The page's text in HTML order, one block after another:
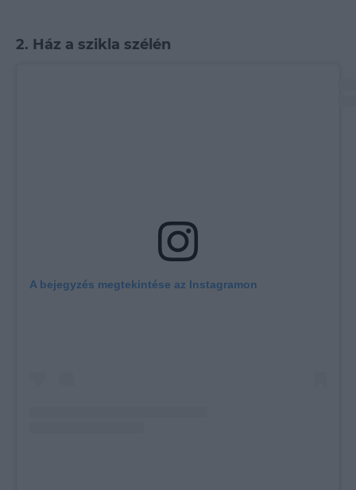
2. Ház a szikla szélén
A bejegyzés megtekintése az Instagramon